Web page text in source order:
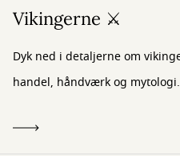
Vikingerne ⚔️
Dyk ned i detaljerne om
handel, håndværk og mytologi.